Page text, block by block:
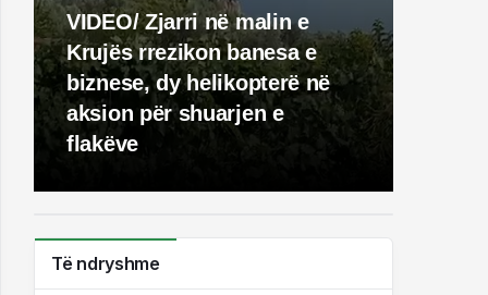
VIDEO/ Zjarri në malin e
Krujës rrezikon banesa e
biznese, dy helikopterë në
aksion për shuarjen e
flakëve
Të ndryshme